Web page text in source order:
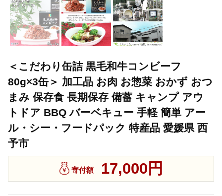
＜こだわり缶詰 黒毛和牛コンビーフ
80g×3缶＞ 加工品 お肉 お惣菜 おかず おつ
まみ 保存食 長期保存 備蓄 キャンプ アウ
トドア BBQ バーベキュー 手軽 簡単 アー
ル・シー・フードパック 特産品 愛媛県 西
予市
寄付額 17,000円